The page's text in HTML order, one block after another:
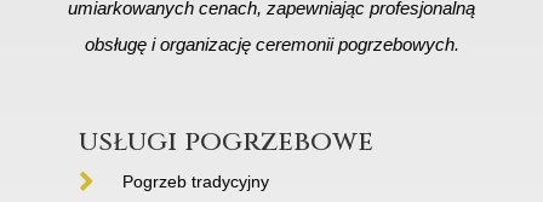
umiarkowanych cenach, zapewniając profesjonalną
obsługę i organizację ceremonii pogrzebowych.
usługi pogrzebowe
Pogrzeb tradycyjny